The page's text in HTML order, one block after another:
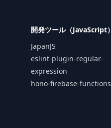
開発ツール（JavaScript）
JapanJS
eslint-plugin-regular-
expression
hono-firebase-functions